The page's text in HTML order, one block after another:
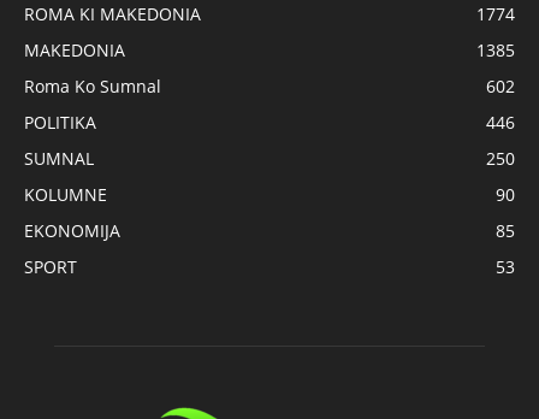
ROMA KI MAKEDONIA
1774
MAKEDONIA
1385
Roma Ko Sumnal
602
POLITIKA
446
SUMNAL
250
KOLUMNE
90
EKONOMIJA
85
SPORT
53